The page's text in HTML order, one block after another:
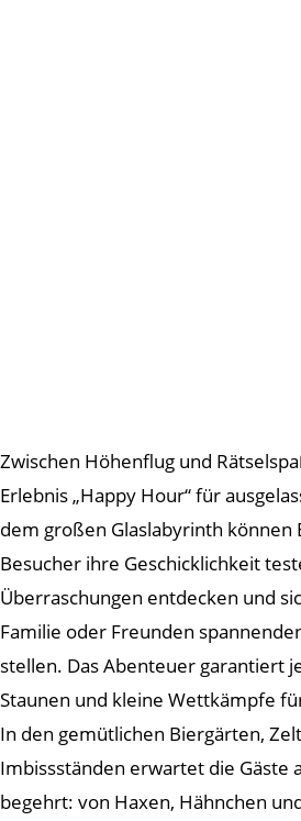
Zwischen Höhenflug und
Erlebnis „Happy Hour“ für
dem großen Glaslabyrinth können
Besucher ihre Geschicklichkeit
Überraschungen entdecken und
Familie oder Freunden
stellen. Das Abenteuer garantiert
Staunen und kleine Wettkämpfe
In den gemütlichen Biergärten,
Imbissständen erwartet die Gäste
begehrt: von Haxen, Hähnchen